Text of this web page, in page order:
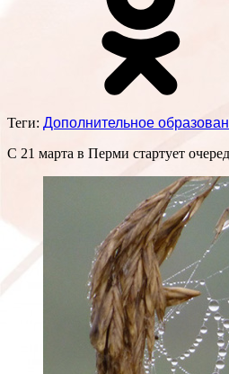
Теги: Дополнительное
С 21 марта в Перми стартует